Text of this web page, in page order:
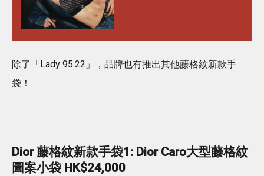
除了「Lady 95.22」，品牌也有推出其他藤格紋新款手
袋！
Dior 藤格紋新款手袋1: Dior Caro大型藤格紋
圖案小袋 HK$24,000